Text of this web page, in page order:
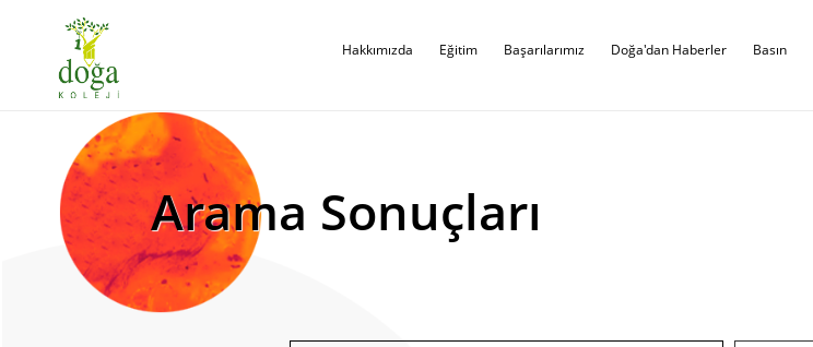
Hakkımızda Eğitim Başarılarımız Doğa'dan Haberler Basın
Arama Sonuçları